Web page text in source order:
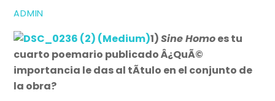
ADMIN
1)Sine Homoes tu
cuarto poemario publicado Â¿QuÃ©
importancia le das al tÃ­tulo en el conjunto de
la obra?